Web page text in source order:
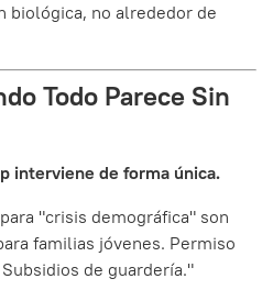
biológica, no alrededor de
Todo Parece Sin
interviene de forma única.
"crisis demográfica" son
familias jóvenes. Permiso
de guardería."